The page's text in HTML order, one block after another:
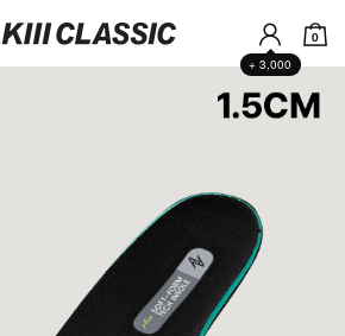
+ 3,000
0